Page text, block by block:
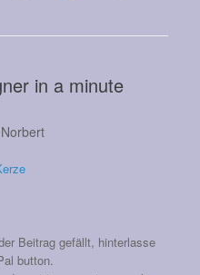
in a minute
Norbert
Beitrag gefällt, hinterlasse
button.